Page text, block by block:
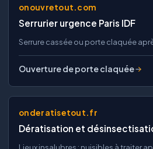
onouvretout.com
Serrurier urgence Paris IDF
Serrure cassée ou porte claquée
Ouverture de porte claquée
onderatisetout.fr
Dératisation et
Lieux insalubres : nuisibles à traiter